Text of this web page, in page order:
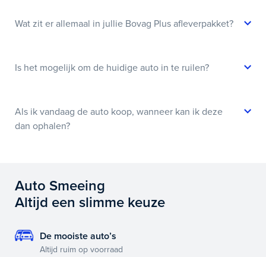
Wat zit er allemaal in jullie Bovag Plus afleverpakket?
Is het mogelijk om de huidige auto in te ruilen?
Als ik vandaag de auto koop, wanneer kan ik deze
dan ophalen?
Auto Smeeing
Altijd een slimme keuze
De mooiste auto’s
Altijd ruim op voorraad